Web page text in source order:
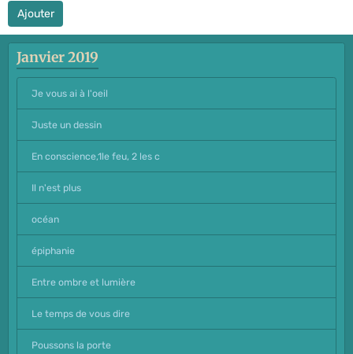
Ajouter
Janvier 2019
Je vous ai à l'oeil
Juste un dessin
En conscience,1le feu, 2 les c
Il n'est plus
océan
épiphanie
Entre ombre et lumière
Le temps de vous dire
Poussons la porte